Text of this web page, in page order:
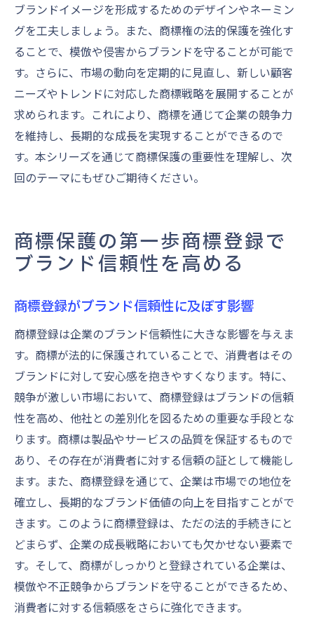
ブランドイメージを形成するためのデザインやネーミン
グを工夫しましょう。また、商標権の法的保護を強化す
ることで、模倣や侵害からブランドを守ることが可能で
す。さらに、市場の動向を定期的に見直し、新しい顧客
ニーズやトレンドに対応した商標戦略を展開することが
求められます。これにより、商標を通じて企業の競争力
を維持し、長期的な成長を実現することができるので
す。本シリーズを通じて商標保護の重要性を理解し、次
回のテーマにもぜひご期待ください。
商標保護の第一歩商標登録で
ブランド信頼性を高める
商標登録がブランド信頼性に及ぼす影響
商標登録は企業のブランド信頼性に大きな影響を与えま
す。商標が法的に保護されていることで、消費者はその
ブランドに対して安心感を抱きやすくなります。特に、
競争が激しい市場において、商標登録はブランドの信頼
性を高め、他社との差別化を図るための重要な手段とな
ります。商標は製品やサービスの品質を保証するもので
あり、その存在が消費者に対する信頼の証として機能し
ます。また、商標登録を通じて、企業は市場での地位を
確立し、長期的なブランド価値の向上を目指すことがで
きます。このように商標登録は、ただの法的手続きにと
どまらず、企業の成長戦略においても欠かせない要素で
す。そして、商標がしっかりと登録されている企業は、
模倣や不正競争からブランドを守ることができるため、
消費者に対する信頼感をさらに強化できます。